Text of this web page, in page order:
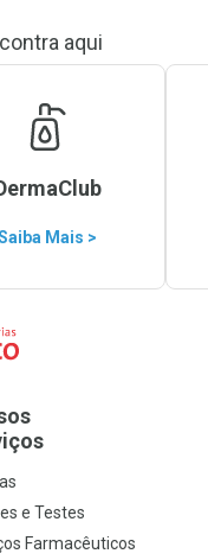
aqui
Mais >
e Testes
Farmacêuticos